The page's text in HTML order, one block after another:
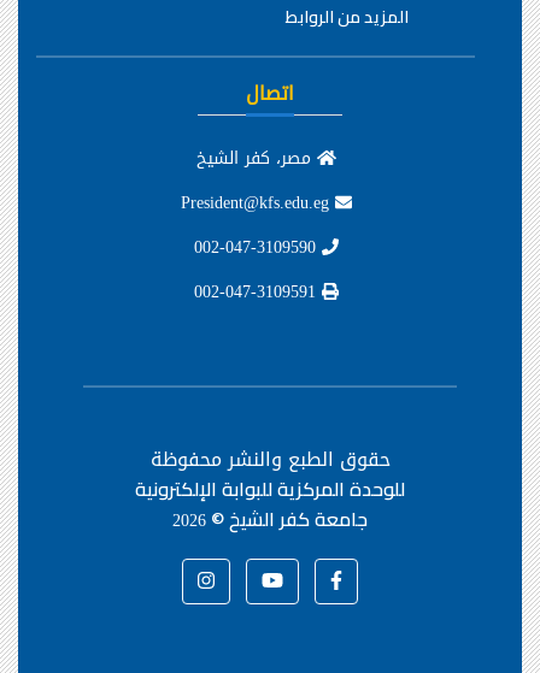
المزيد من الروابط
اتصال
مصر، كفر الشيخ
حقوق الطبع والنشر محفوظة
للوحدة المركزية للبوابة الإلكترونية
جامعة كفر الشيخ ©2026